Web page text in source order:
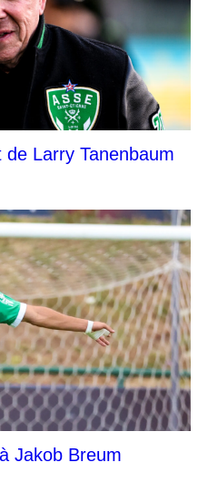
Larry Tanenbaum
Jakob Breum